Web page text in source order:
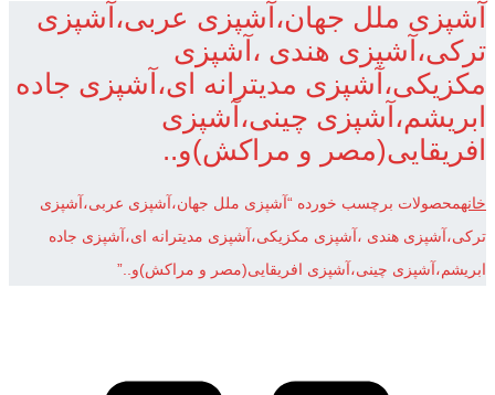
آشپزی ملل جهان،آشپزی عربی،آشپزی
ترکی،آشپزی هندی ،آشپزی
مکزیکی،آشپزی مدیترانه ای،آشپزی جاده
ابریشم،آشپزی چینی،آشپزی
افریقایی(مصر و مراکش)و..
خانهمحصولات برچسب خورده “آشپزی ملل جهان،آشپزی عربی،آشپزی
ترکی،آشپزی هندی ،آشپزی مکزیکی،آشپزی مدیترانه ای،آشپزی جاده
ابریشم،آشپزی چینی،آشپزی افریقایی(مصر و مراکش)و..”